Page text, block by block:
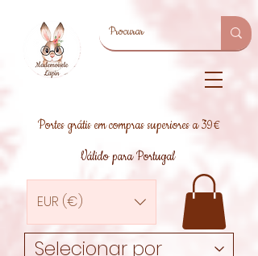
Portes grátis em compras superiores a 39€
Válido para Portugal
EUR (€)